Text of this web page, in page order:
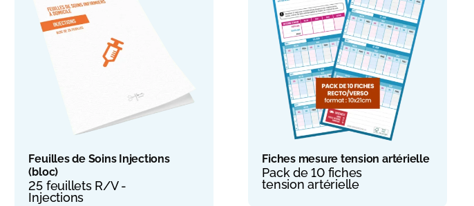
Feuilles de Soins Injections
(bloc)
25 feuillets R/V -
Injections
Fiches mesure tension artérielle
Pack de 10 fiches
tension artérielle